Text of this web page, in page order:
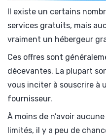
Il existe un certains
services gratuits, mais
vraiment un hébergeur
Ces offres sont
décevantes. La plupart
vous inciter à souscrire à
fournisseur.
À moins de n’avoir
limités, il y a peu de